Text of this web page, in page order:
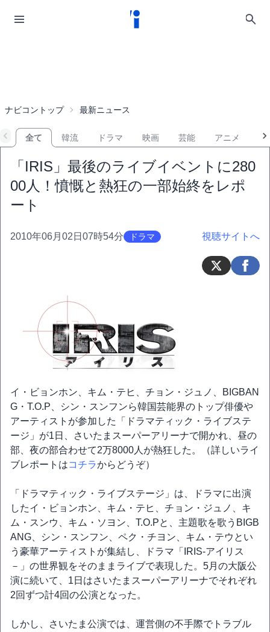
ナビコントップ 最新ニュース
全て 韓流 ドラマ 映画 芸能 アニメ
「IRIS」最後のライブイベントに280
00人！憤慨と熱狂の一部始終をレポ
ート
2010年06月02日07時54分 ドラマ 視聴サイトへ
イ・ビョンホン、キム・テヒ、チョン・ジュノ、BIGBAN
G・T.O.P、シン・スンフンら韓国芸能界のトップ俳優や
アーティストが参加した「ドラマティック・ライブステ
ージ」が1日、さいたまスーパーアリーナで開かれ、昼の
部、夜の部合わせて2万8000人が熱狂した。（詳しいライ
ブレポートはコチラからどうぞ）
「ドラマティック・ライブステージ」は、ドラマに出演
したイ・ビョンホン、キム・テヒ、チョン・ジュノ、キ
ム・スンウ、キム・ソヨン、T.O.Pと、主題歌を歌うBIGB
ANG、シン・スンフン、ペク・チヨン、キム・テウとい
う豪華アーティストが集結し、ドラマ「IRIS-アイリス
－」の世界観をそのままライブで表現した。5月の大阪公
演に続いて、1日はさいたまスーパーアリーナでそれぞれ
2回ずつ計4回の公演となった。
しかし、さいたま公演では、運営側の不手際でトラブル